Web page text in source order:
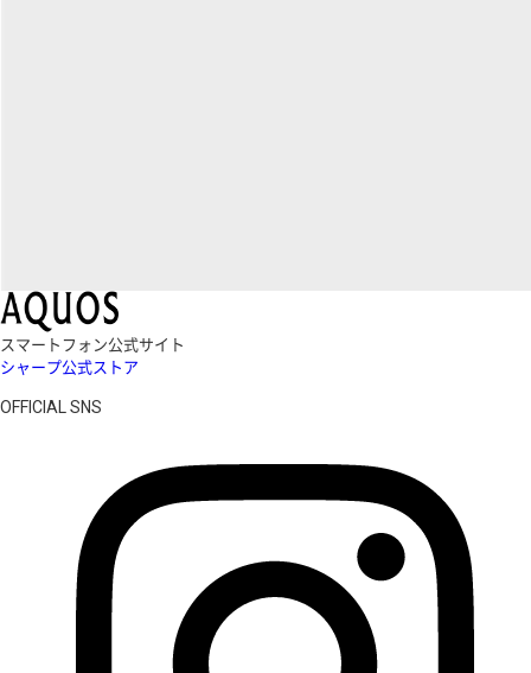
スマートフォン公式サイト
シャープ公式ストア
OFFICIAL SNS